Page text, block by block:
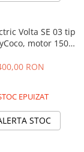
Volta SE 03 tip
motor 1500
Acumualtor
RON
EPUIZAT
STOC